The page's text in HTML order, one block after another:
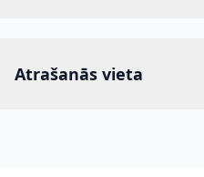
Atrašanās vieta